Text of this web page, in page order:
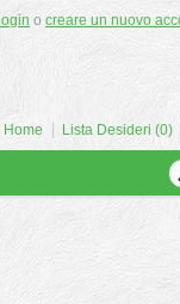
login o creare un nuovo
Home Lista Desideri (0)